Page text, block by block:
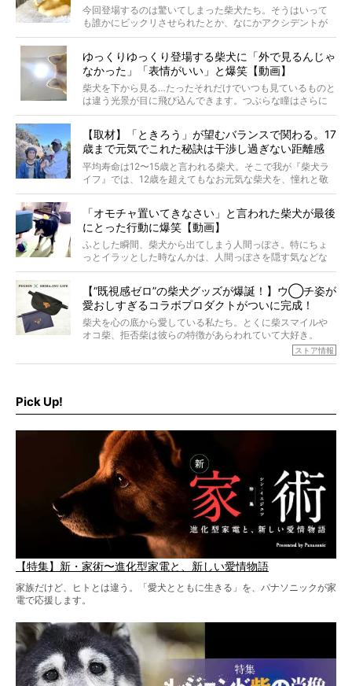
屋敷裕政さんに、拒否柴を掘っていただきました！ イン
タビューと合わせてご覧ください。
今回登場するのは驚いてしまった柴犬たち。そうはいって
も誰かにビックリさせられたとか、なにかアクシデントが
起きたとか、そういうことが原因ではありません。全ての
ゆっくりゆっくり登場する柴犬に「外で見るんじゃ
なかった」「表情がいい」と爆笑【動画】
柴犬を下から見る…たったそれだけでいつも見ているものと
は違う光景が目に飛び込んできます。つぶらな瞳はさらに
つぶらに見え、モフモフのお顔はさらにモフモフに見えま
【取材】「ときろう」が望むバランスで関わる。17
歳まで元気でこれた秘訣は干渉し過ぎない距離感
#38ときろう
平均寿命は12〜15歳と言われる柴犬。そこで我が『柴犬ラ
イフ』では、12歳を超えてもなお元気な柴犬を、憧れと敬
意を込めて“レジェンド柴”と呼んでいます。 この特集で
ォーカスし、その元気の秘訣や、老犬と暮らすうえで大切
だと思うことを、オーナーさんに語っていただきます。今
回登場してくれたのは、17歳のときろうくん。小さい頃か
ら食が細かったため、何でも食べさせてきたということで
「オモチャ置いてきなさい」と言われた柴犬が最後
にとった行動に爆笑【動画】
ふとした瞬間、柴犬から出てしまう人間っぽさ。特にちょ
っとイラッとした時なんかは、人間っぽさを隠す気などな
いように見えます。もしかして本当の本当は、中身は人間
【“既視感ゼロ”の柴犬グッズが爆誕！】ウ◯チ姿が
愛おしすぎるコラボプロダクトがついに完成！
柴犬を心の底から愛している私たち。とくに柴スマイルや
オコ柴、拒否柴は彼らの特徴があらわれていて大好き。
でもちょっと待て…もうひとつ、忘れてはならない愛おしい
ストア情報
Pick Up!
【特集】新・家術〜進化型家電と、新しい愛情物語
家族だけど、ヒトとは違う。「愛犬とともに生きる」を、パナソニックが家
電で応援します。